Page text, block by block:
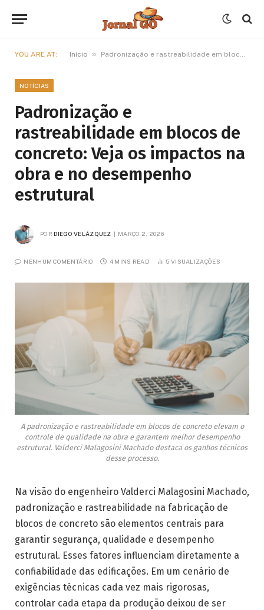
YOU ARE AT: Início » Padronização e rastreabilidade em blocos de concreto: Veja os impactos na obra e no desempenho estrutural
NOTÍCIAS
Padronização e
rastreabilidade em blocos de
concreto: Veja os impactos na
obra e no desempenho
estrutural
POR DIEGO VELÁZQUEZ MARÇO 2, 2026
NENHUM COMENTÁRIO 4 MINS READ 5 VISUALIZAÇÕES
A padronização e rastreabilidade em blocos de concreto elevam o
controle de qualidade na obra e garantem melhor desempenho
estrutural. Valderci Malagosini Machado destaca os ganhos técnicos
desse processo.
Na visão do engenheiro Valderci Malagosini Machado,
padronização e rastreabilidade na fabricação de
blocos de concreto são elementos centrais para
garantir segurança, qualidade e desempenho
estrutural. Esses fatores influenciam diretamente a
confiabilidade das edificações. Em um cenário de
exigências técnicas cada vez mais rigorosas,
controlar cada etapa da produção deixou de ser